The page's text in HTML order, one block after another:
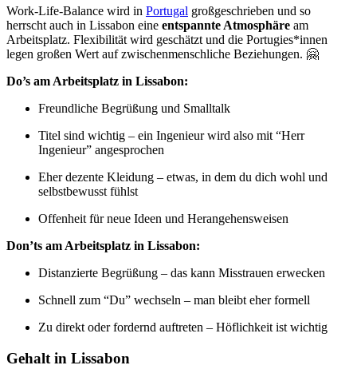
Work-Life-Balance wird in Portugal großgeschrieben und so
herrscht auch in Lissabon eine entspannte Atmosphäre am
Arbeitsplatz. Flexibilität wird geschätzt und die Portugies*innen
legen großen Wert auf zwischenmenschliche Beziehungen. 🤗
Do’s am Arbeitsplatz in Lissabon:
Freundliche Begrüßung und Smalltalk
Titel sind wichtig – ein Ingenieur wird also mit “Herr
Ingenieur” angesprochen
Eher dezente Kleidung – etwas, in dem du dich wohl und
selbstbewusst fühlst
Offenheit für neue Ideen und Herangehensweisen
Don’ts am Arbeitsplatz in Lissabon:
Distanzierte Begrüßung – das kann Misstrauen erwecken
Schnell zum “Du” wechseln – man bleibt eher formell
Zu direkt oder fordernd auftreten – Höflichkeit ist wichtig
Gehalt in Lissabon